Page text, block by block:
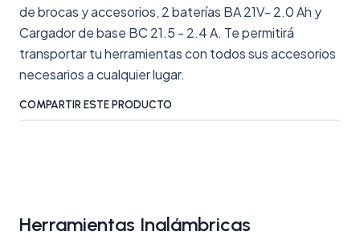
de brocas y accesorios, 2 baterías BA 21V- 2.0 Ah y
Cargador de base BC 21.5 - 2.4 A. Te permitirá
transportar tu herramientas con todos sus accesorios
necesarios a cualquier lugar.
COMPARTIR ESTE PRODUCTO
Herramientas Inalámbricas